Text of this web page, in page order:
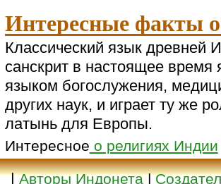
Интересные факты
Классический язык древней
санскрит в настоящее время
языком богослужения,
других наук, и играет ту же
латынь для Европы.
Интересное о религиях Индии
|Авторы Индонета|